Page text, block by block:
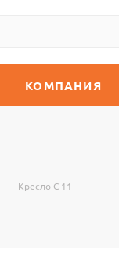
КОМПАНИЯ
— Кресло С 11